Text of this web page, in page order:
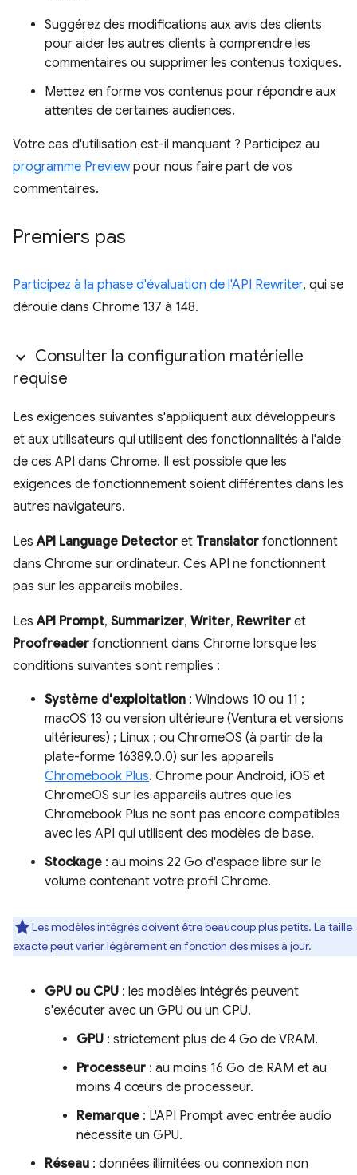
Suggérez des modifications aux avis des clients
pour aider les autres clients à comprendre les
commentaires ou supprimer les contenus toxiques.
Mettez en forme vos contenus pour répondre aux
attentes de certaines audiences.
Votre cas d'utilisation est-il manquant ? Participez au
programme Previewpour nous faire part de vos
commentaires.
Premiers pas
Participez à la phase d'évaluation de l'API Rewriter, qui se
déroule dans Chrome 137 à 148.
Consulter la configuration matérielle
requise
Les exigences suivantes s'appliquent aux développeurs
et aux utilisateurs qui utilisent des fonctionnalités à l'aide
de ces API dans Chrome. Il est possible que les
exigences de fonctionnement soient différentes dans les
autres navigateurs.
LesAPI Language Detector et Translator fonctionnent
dans Chrome sur ordinateur. Ces API ne fonctionnent
pas sur les appareils mobiles.
LesAPI Prompt, Summarizer, Writer, Rewriter et
Proofreader fonctionnent dans Chrome lorsque les
conditions suivantes sont remplies :
Système d'exploitation : Windows 10 ou 11 ;
macOS 13 ou version ultérieure (Ventura et versions
ultérieures) ; Linux ; ou ChromeOS (à partir de la
plate-forme 16389.0.0) sur les appareils
Chromebook Plus. Chrome pour Android, iOS et
ChromeOS sur les appareils autres que les
Chromebook Plus ne sont pas encore compatibles
avec les API qui utilisent des modèles de base.
Stockage : au moins 22 Go d'espace libre sur le
volume contenant votre profil Chrome.
Les modèles intégrés doivent être beaucoup plus petits. La taille
exacte peut varier légèrement en fonction des mises à jour.
GPU ou CPU : les modèles intégrés peuvent
s'exécuter avec un GPU ou un CPU.
GPU : strictement plus de 4 Go de VRAM.
Processeur : au moins 16 Go de RAM et au
moins 4 cœurs de processeur.
Remarque : L'API Prompt avec entrée audio
nécessite un GPU.
Réseau : données illimitées ou connexion non